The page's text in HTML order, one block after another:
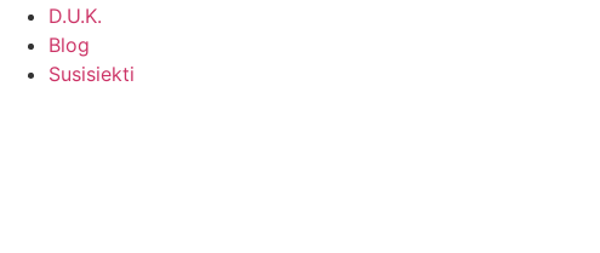
D.U.K.
Blog
Susisiekti